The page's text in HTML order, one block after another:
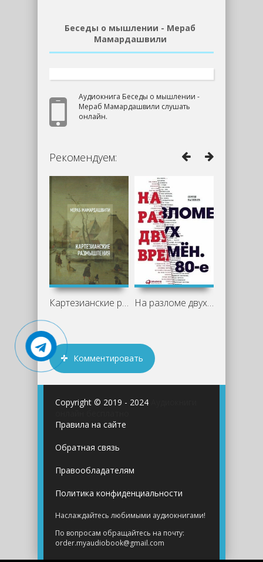
Беседы о мышлении - Мераб
Мамардашвили
Аудиокнига Беседы о мышлении -
Мераб Мамардашвили слушать
онлайн.
Рекомендуем:
Картезианские размышления - Мераб На разломе двух времён. 80-е - Сергей
Комментировать
Copyright © 2019 - 2024
Правила на сайте
Обратная связь
Правообладателям
Политика конфиденциальности
Наслаждайтесь любимыми аудиокнигами!
По вопросам обращайтесь на почту:
order.myaudiobook@gmail.com